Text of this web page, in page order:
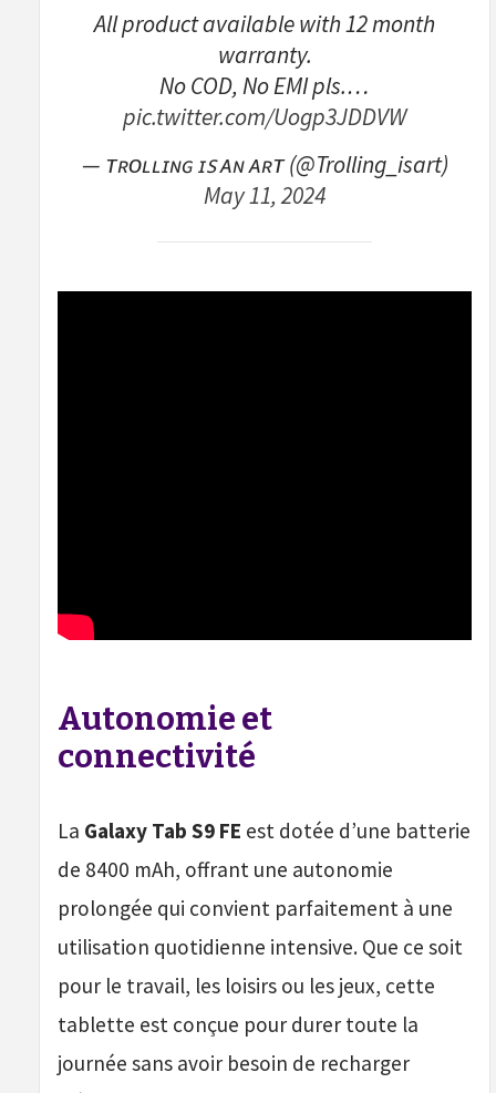
All product available with 12 month
warranty.
No COD, No EMI pls.…
pic.twitter.com/Uogp3JDDVW
— ᴛʀᴏʟʟɪɴɢ ɪꜱ ᴀɴ ᴀʀᴛ (@Trolling_isart)
May 11, 2024
Autonomie et
connectivité
La Galaxy Tab S9 FE est dotée d’une batterie
de 8400 mAh, offrant une autonomie
prolongée qui convient parfaitement à une
utilisation quotidienne intensive. Que ce soit
pour le travail, les loisirs ou les jeux, cette
tablette est conçue pour durer toute la
journée sans avoir besoin de recharger